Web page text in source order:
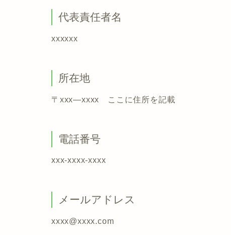
代表責任者名
xxxxxx
所在地
〒xxx―xxxx ここに住所を記載
電話番号
xxx-xxxx-xxxx
メールアドレス
xxxx@xxxx.com